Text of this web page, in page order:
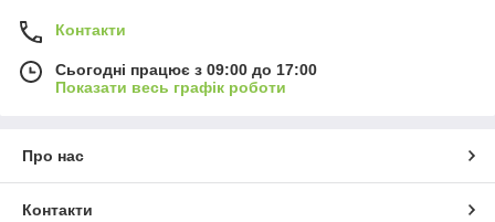
Контакти
Сьогодні працює з 09:00 до 17:00
Показати весь графік роботи
Про нас
Контакти